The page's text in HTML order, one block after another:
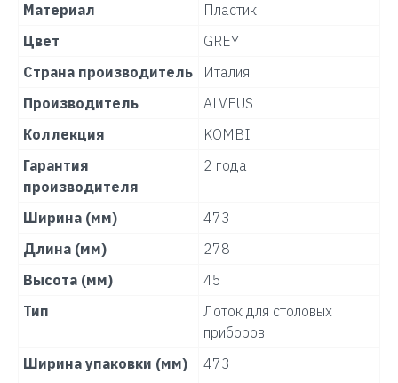
Материал
Пластик
Цвет
GREY
Страна производитель
Италия
Производитель
ALVEUS
Коллекция
KOMBI
Гарантия
производителя
2 года
Ширина (мм)
473
Длина (мм)
278
Высота (мм)
45
Тип
Лоток для столовых
приборов
Ширина упаковки (мм)
473